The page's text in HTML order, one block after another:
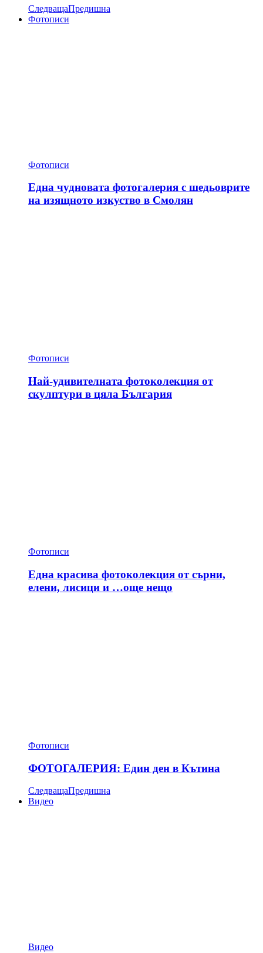
СледващаПредишна
Фотописи
Фотописи
Една чудновата фотогалерия с шедьоврите
на изящното изкуство в Смолян
Фотописи
Най-удивителната фотоколекция от
скулптури в цяла България
Фотописи
Една красива фотоколекция от сърни,
елени, лисици и …още нещо
Фотописи
ФОТОГАЛЕРИЯ: Един ден в Кътина
СледващаПредишна
Видео
Видео